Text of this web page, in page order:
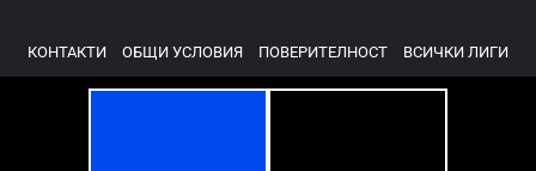
КОНТАКТИ ОБЩИ УСЛОВИЯ ПОВЕРИТЕЛНОСТ ВСИЧКИ ЛИГИ